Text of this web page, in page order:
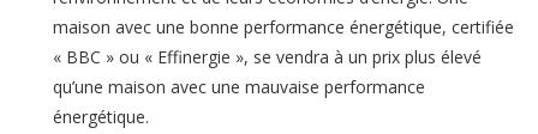
maison avec une bonne performance énergétique, certifiée
« BBC » ou « Effinergie », se vendra à un prix plus élevé
qu’une maison avec une mauvaise performance
énergétique.